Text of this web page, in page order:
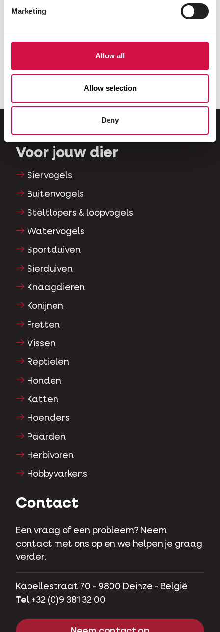
Marketing
Allow all
Allow selection
Deny
Voor jouw dier
Siervogels
Buitenvogels
Steltlopers & loopvogels
Watervogels
Sportduiven
Sierduiven
Knaagdieren
Konijnen
Fretten
Vissen
Reptielen
Honden
Katten
Hoenders
Paarden
Herbivoren
Hobbyvarkens
Contact
Een vraag of een probleem? Neem
contact met ons op en we helpen je graag
verder.
Kapellestraat 70 - 9800 Deinze - België
Tel +32 (0)9 381 32 00